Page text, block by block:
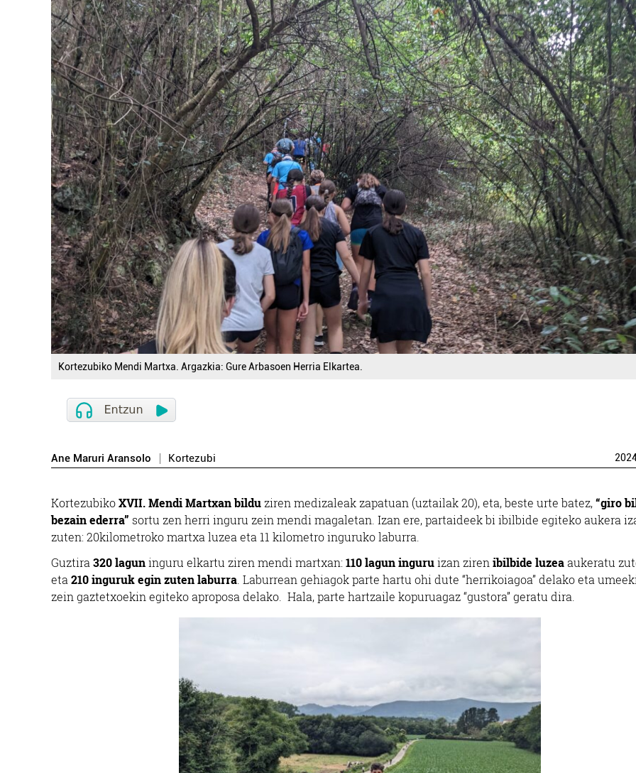
Kortezubiko Mendi Martxa. Argazkia: Gure Arbasoen Herria Elkartea.
Ane Maruri Aransolo Kortezubi
KortezubikoXVII. Mendi Martxan bildu ziren medizaleak zapatuan (uztailak 20), eta, beste urte batez,“giro
bezain ederra” sortu zen herri inguru zein mendi magaletan. Izan ere, partaideek bi ibilbide egiteko aukera
zuten: 20kilometroko martxa luzea eta 11 kilometro inguruko laburra.
Guztira 320 laguninguru elkartu ziren mendi martxan: 110 lagun inguruizan ziren ibilbide luzeaaukeratu
eta 210 inguruk egin zuten laburra . Laburrean gehiagok parte hartu ohi dute “herrikoiagoa” delako eta
zein gaztetxoekin egiteko aproposa delako. Hala, parte hartzaile kopuruagaz “gustora” geratu dira.